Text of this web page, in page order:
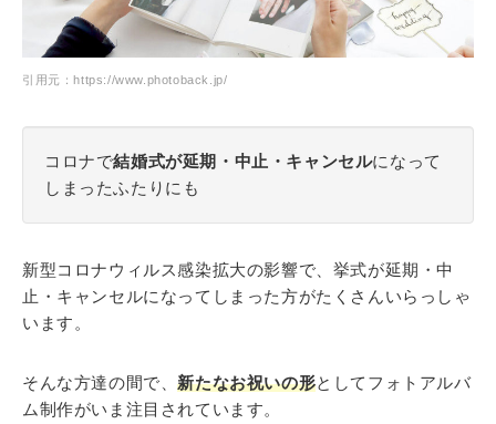
引用元：https://www.photoback.jp/
コロナで結婚式が延期・中止・キャンセルになって
しまったふたりにも
新型コロナウィルス感染拡大の影響で、挙式が延期・中
止・キャンセルになってしまった方がたくさんいらっしゃ
います。
そんな方達の間で、新たなお祝いの形としてフォトアルバ
ム制作がいま注目されています。